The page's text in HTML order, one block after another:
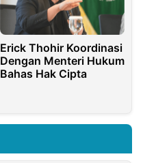
Erick Thohir Koordinasi
Dengan Menteri Hukum
Bahas Hak Cipta